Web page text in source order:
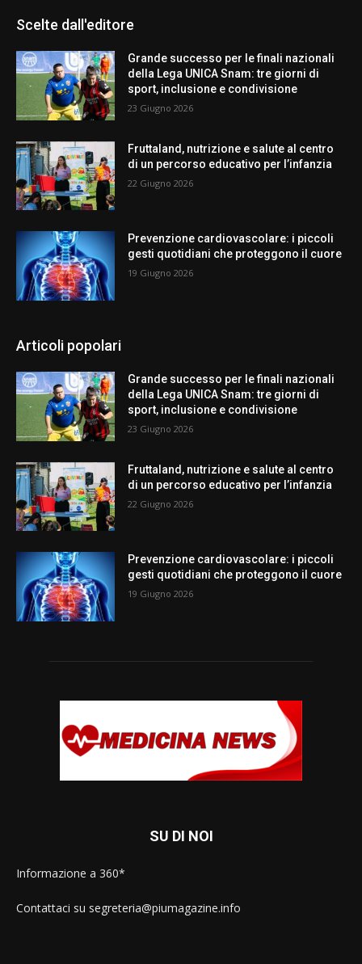
Scelte dall'editore
Grande successo per le finali nazionali
della Lega UNICA Snam: tre giorni di
sport, inclusione e condivisione
23 Giugno 2026
Fruttaland, nutrizione e salute al centro
di un percorso educativo per l’infanzia
22 Giugno 2026
Prevenzione cardiovascolare: i piccoli
gesti quotidiani che proteggono il cuore
19 Giugno 2026
Articoli popolari
Grande successo per le finali nazionali
della Lega UNICA Snam: tre giorni di
sport, inclusione e condivisione
23 Giugno 2026
Fruttaland, nutrizione e salute al centro
di un percorso educativo per l’infanzia
22 Giugno 2026
Prevenzione cardiovascolare: i piccoli
gesti quotidiani che proteggono il cuore
19 Giugno 2026
SU DI NOI
Informazione a 360*
Contattaci su segreteria@piumagazine.info